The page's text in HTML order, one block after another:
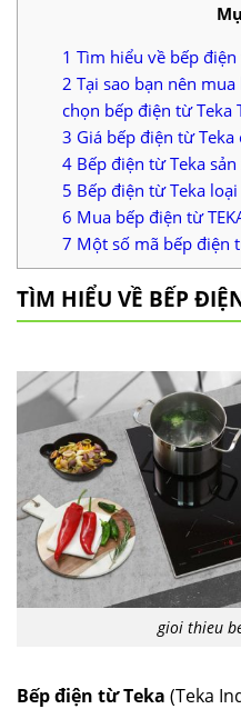
1 Tìm hiểu về bếp điện
2 Tại sao bạn nên
chọn bếp điện từ Teka
3 Giá bếp điện từ Teka
4 Bếp điện từ Teka
5 Bếp điện từ Teka
6 Mua bếp điện từ
7 Một số mã bếp điện
TÌM HIỂU VỀ BẾP
gioi thieu
Bếp điện từ Teka (Teka